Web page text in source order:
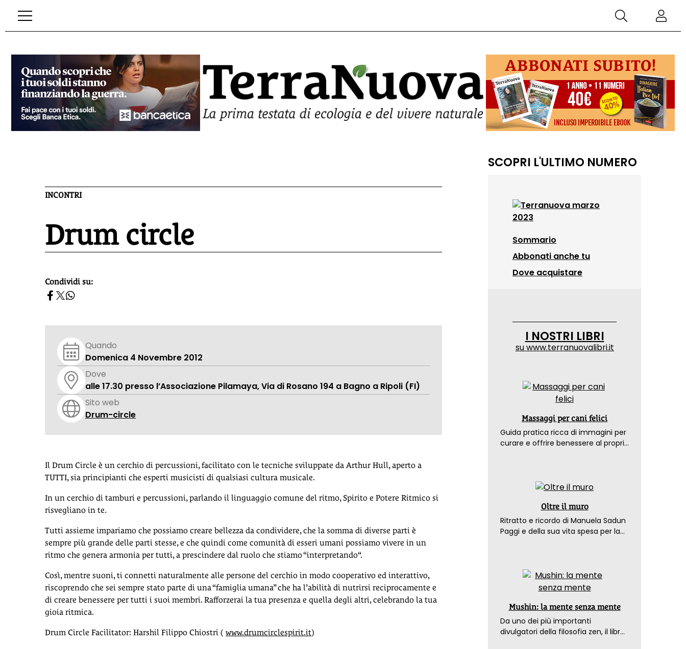
INCONTRI
Drum circle
homepage h2
Condividi su:
Quando
Domenica 4 Novembre 2012
Dove
alle 17.30 presso l’Associazione Pilamaya, Via di Rosano 194 a Bagno a Ripoli (FI)
Sito web
Drum-circle
Il Drum Circle è un cerchio di percussioni, facilitato con le tecniche sviluppate da Arthur Hull, aperto a
TUTTI, sia principianti che esperti musicisti di qualsiasi cultura musicale.
In un cerchio di tamburi e percussioni, parlando il linguaggio comune del ritmo, Spirito e Potere Ritmico si
risvegliano in te.
Tutti assieme impariamo che possiamo creare bellezza da condividere, che la somma di diverse parti è
sempre più grande delle parti stesse, e che quindi come comunità di esseri umani possiamo vivere in un
ritmo che genera armonia per tutti, a prescindere dal ruolo che stiamo “interpretando“.
Così, mentre suoni, ti connetti naturalmente alle persone del cerchio in modo cooperativo ed interattivo,
riscoprendo che sei sempre stato parte di una “famiglia umana” che ha l’abilità di nutrirsi reciprocamente e
di creare benessere per tutti i suoi membri. Rafforzerai la tua presenza e quella degli altri, celebrando la tua
gioia ritmica.
Drum Circle Facilitator: Harshil Filippo Chiostri ( www.drumcirclespirit.it)
SCOPRI L'ULTIMO NUMERO
Sommario
Abbonati anche tu
Dove acquistare
I NOSTRI LIBRI
suwww.terranuovalibri.it
Massaggi per cani felici
Guida pratica ricca di immagini per
curare e offrire benessere al proprio
Oltre il muro
Ritratto e ricordo di Manuela Sadun
Paggi e della sua vita spesa per la
Mushin: la mente senza mente
Da uno dei più importanti
divulgatori della filosofia zen, il libro